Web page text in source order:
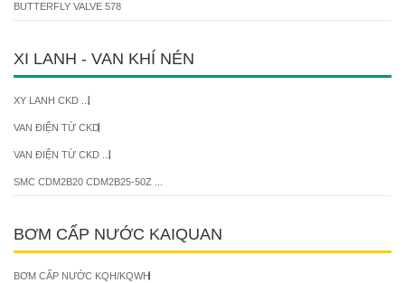
BUTTERFLY VALVE 578
XI LANH - VAN KHÍ NÉN
XY LANH CKD ...
VAN ĐIỆN TỪ CKD
VAN ĐIỆN TỪ CKD ...
SMC CDM2B20 CDM2B25-50Z ...
BƠM CẤP NƯỚC KAIQUAN
BƠM CẤP NƯỚC KQH/KQWH